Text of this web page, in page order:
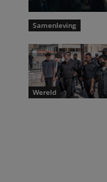
Samenleving
Wereld